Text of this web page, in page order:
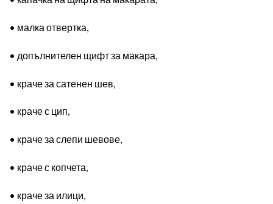
• малка отвертка,
• допълнителен щифт за макара,
• краче за сатенен шев,
• краче с цип,
• краче за слепи шевове,
• краче с копчета,
• краче за илици,